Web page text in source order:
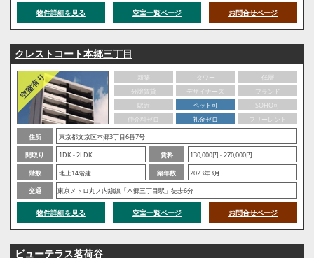
物件詳細を見る 空室一覧ページ お問合せページ
クレストコート本郷三丁目
新築 タワー
低層
分譲賃貸
デザイナーズ
ブランド
駅近
ペット可
SOHO可
仲介料ゼロ
礼金ゼロ
フリーレント
住所
東京都文京区本郷3丁目6番7号
間取り
1DK - 2LDK 賃料
130,000円 - 270,000円
階数
地上14階建 築年数
2023年3月
交通
東京メトロ丸ノ内線線「本郷三丁目駅」徒歩6分
物件詳細を見る 空室一覧ページ お問合せページ
ビューテラス茗荷谷